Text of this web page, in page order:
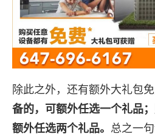
除此之外，还有额外大礼包免
备的，可额外任选一个礼品
额外任选两个礼品。 总之一